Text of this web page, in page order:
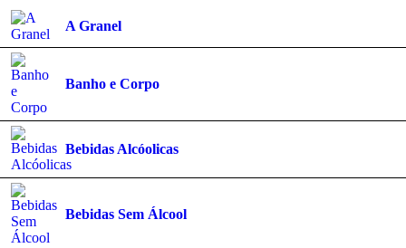
A Granel
Banho e Corpo
Bebidas Alcóolicas
Bebidas Sem Álcool